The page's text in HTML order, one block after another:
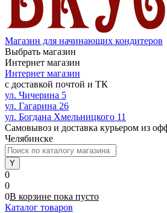
Магазин для начинающих кондитеров
Выбрать магазин
Интернет магазин
Интернет магазин
с доставкой почтой и ТК
ул. Чичерина 5
ул. Гагарина 26
ул. Богдана Хмельницкого 11
Самовывоз и доставка курьером из
Челябинске
0
0
0В корзине пока пусто
Каталог товаров